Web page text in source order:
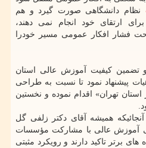
نظام دانشگاهی صورت گیرد و هم
ارتقای خود انجام نمی دهند،
فشار افکار عمومی مسیر خودرا
تضمین کیفیت آموزش عالی استان
پیشنهاد نمود تا نسبت به طراحی
تهران» اقدام نموده و نخستین
همیشه آقای دکتر زلفی گل
آموزش عالی با مشارکت مؤسسات
برتر تاکید دارند و رویکرد مثبتی